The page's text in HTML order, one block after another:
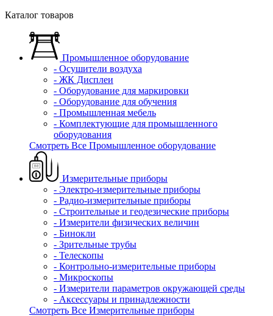
Каталог товаров
Промышленное оборудование
- Осушители воздуха
- ЖК Дисплеи
- Оборудование для маркировки
- Оборудование для обучения
- Промышленная мебель
- Комплектующие для промышленного
оборудования
Смотреть Все Промышленное оборудование
Измерительные приборы
- Электро-измерительные приборы
- Радио-измерительные приборы
- Строительные и геодезические приборы
- Измерители физических величин
- Бинокли
- Зрительные трубы
- Телескопы
- Контрольно-измерительные приборы
- Микроскопы
- Измерители параметров окружающей среды
- Аксессуары и принадлежности
Смотреть Все Измерительные приборы